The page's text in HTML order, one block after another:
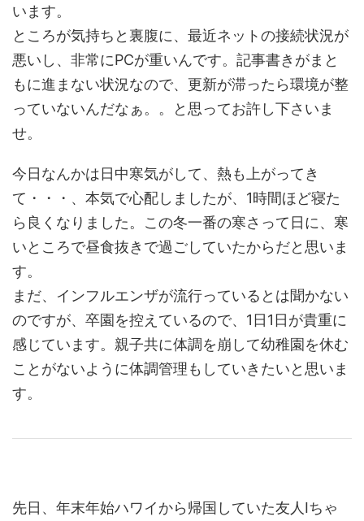
います。
ところが気持ちと裏腹に、最近ネットの接続状況が
悪いし、非常にPCが重いんです。記事書きがまと
もに進まない状況なので、更新が滞ったら環境が整
っていないんだなぁ。。と思ってお許し下さいま
せ。
今日なんかは日中寒気がして、熱も上がってき
て・・・、本気で心配しましたが、1時間ほど寝た
ら良くなりました。この冬一番の寒さって日に、寒
いところで昼食抜きで過ごしていたからだと思いま
す。
まだ、インフルエンザが流行っているとは聞かない
のですが、卒園を控えているので、1日1日が貴重に
感じています。親子共に体調を崩して幼稚園を休む
ことがないように体調管理もしていきたいと思いま
す。
先日、年末年始ハワイから帰国していた友人Iちゃ